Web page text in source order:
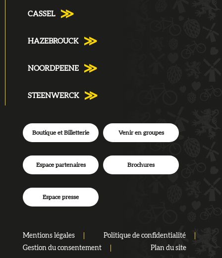
CASSEL
HAZEBROUCK
NOORDPEENE
STEENWERCK
Mentions légales
Politique de confidentialité
Gestion du consentement
Plan du site
Boutique et Billetterie Venir en groupes
Espace partenaires Brochures
Espace presse